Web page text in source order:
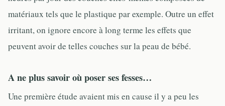
matériaux tels que le plastique par exemple. Outre un effet
irritant, on ignore encore à long terme les effets que
peuvent avoir de telles couches sur la peau de bébé.
A ne plus savoir où poser ses fesses…
Une première étude avaient mis en cause il y a peu les